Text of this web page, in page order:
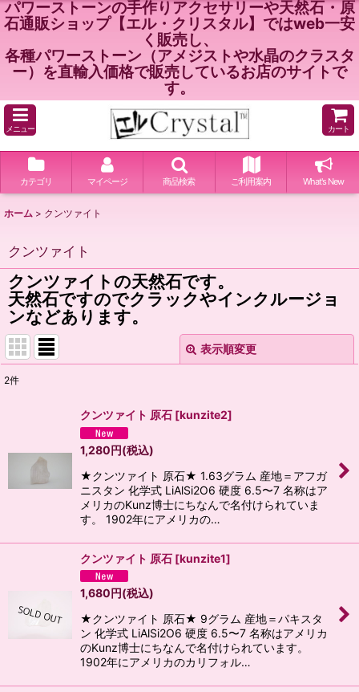
パワーストーンの手作りアクセサリーや天然石・原
石通販ショップ【エル・クリスタル】ではweb一安
く販売し、
各種パワーストーン（アメジストや水晶のクラスタ
ー）を直輸入価格で販売しているお店のサイトで
す。
メニュー カート
カテゴリ マイページ 商品検索 ご利用案内 What's New
ホーム > クンツァイト
クンツァイト
クンツァイトの天然石です。
天然石ですのでクラックやインクルージョ
ンなどあります。
表示順変更
絞り込む
2件
クンツァイト 原石 [kunzite2]
1,280円(税込)
★クンツァイト 原石★ 1.63グラム 産地＝アフガ
ニスタン 化学式 LiAlSi2O6 硬度 6.5〜7 名称はア
メリカのKunz博士にちなんで名付けられていま
す。 1902年にアメリカの…
クンツァイト 原石 [kunzite1]
1,680円(税込)
★クンツァイト 原石★ 9グラム 産地＝パキスタ
ン 化学式 LiAlSi2O6 硬度 6.5〜7 名称はアメリカ
のKunz博士にちなんで名付けられています。
1902年にアメリカのカリフォル…